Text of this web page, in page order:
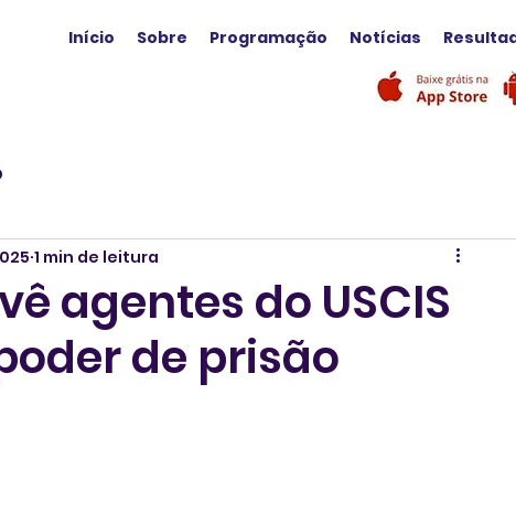
Início Sobre Programação Notícias
agentes do USCIS
de prisão
1 min de leitura